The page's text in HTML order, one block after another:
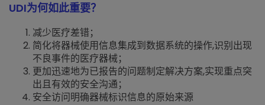
UDI为何如此重要？
减少医疗差错；
简化将器械使用信息集成到数据系统的操作,识别出现
不良事件的医疗器械；
更加迅速地为已报告的问题制定解决方案,实现重点突
出且有效的安全沟通；
安全访问明确器械标识信息的原始来源